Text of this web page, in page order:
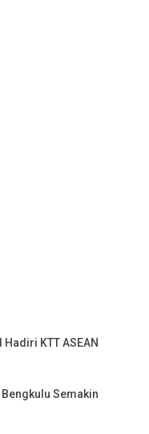
KTT ASEAN
Semakin